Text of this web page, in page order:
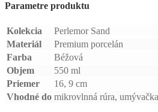
Parametre produktu
Kolekcia
Perlemor Sand
Materiál
Premium porcelán
Farba
Béžová
Objem
550 ml
Priemer
16, 9 cm
Vhodné do mikrovlnná rúra,